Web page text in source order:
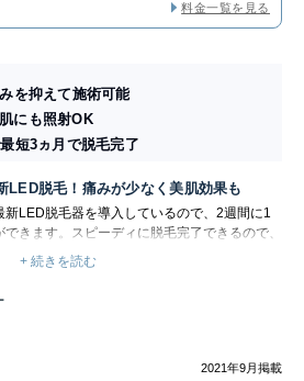
料金一覧を見る
を抑えて施術可能
にも照射OK
短3ヵ月で脱毛完了
LED脱毛！痛みが少なく美肌効果も
新LED脱毛器を導入しているので、2週間に1
きます。スピーディに脱毛完了できるので、
応してしまうため日焼け肌は施術することがで
型のためほくろや黒い日焼け肌でも施術可能
してくれるフォトフェイシャル技術のため、
す。
ベートサロンとなっており、落ち着いた雰囲
ます。生駒駅より徒歩4分で駅から近く、当日
+ 続きを読む
2021年9月掲載